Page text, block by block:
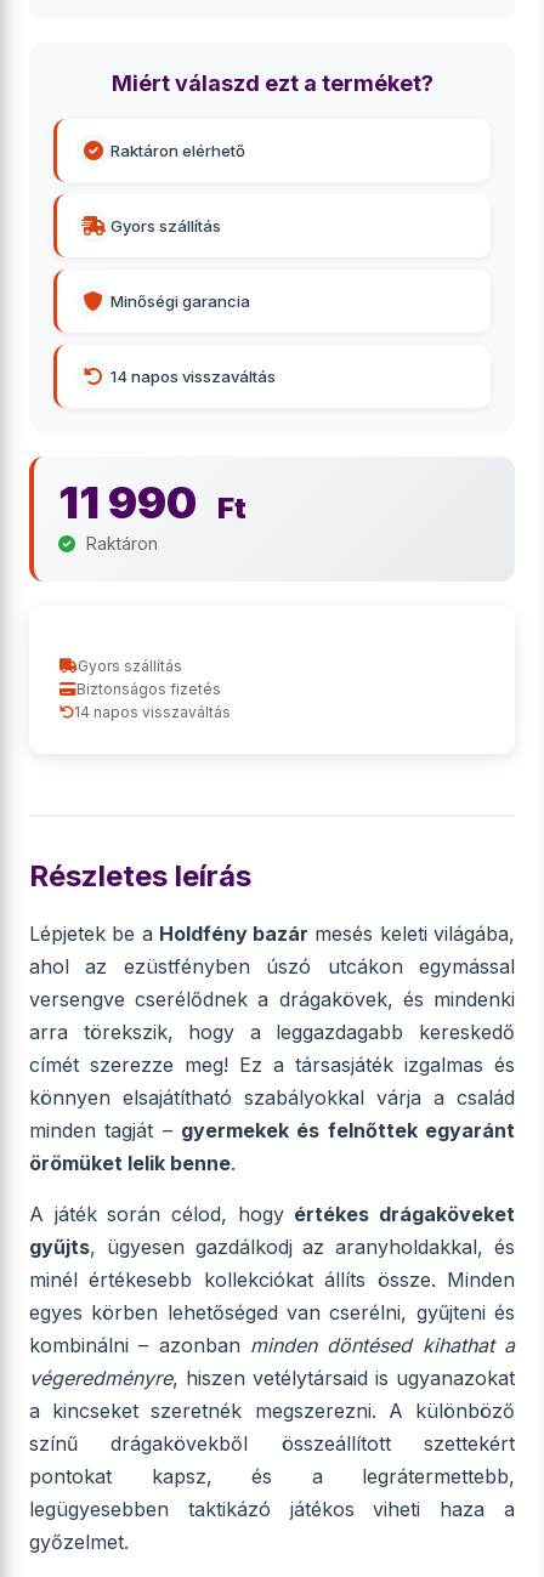
Miért válaszd ezt a terméket?
Raktáron elérhető
Gyors szállítás
Minőségi garancia
14 napos visszaváltás
11 990 Ft
Raktáron
Gyors szállítás
Biztonságos fizetés
14 napos visszaváltás
Részletes leírás
Lépjetek be a Holdfény bazár mesés keleti világába,
ahol az ezüstfényben úszó utcákon egymással
versengve cserélődnek a drágakövek, és mindenki
arra törekszik, hogy a leggazdagabb kereskedő
címét szerezze meg! Ez a társasjáték izgalmas és
könnyen elsajátítható szabályokkal várja a család
minden tagját – gyermekek és felnőttek egyaránt
örömüket lelik benne.
A játék során célod, hogy értékes drágaköveket
gyűjts, ügyesen gazdálkodj az aranyholdakkal, és
minél értékesebb kollekciókat állíts össze. Minden
egyes körben lehetőséged van cserélni, gyűjteni és
kombinálni – azonban minden döntésed kihathat a
végeredményre, hiszen vetélytársaid is ugyanazokat
a kincseket szeretnék megszerezni. A különböző
színű drágakövekből összeállított szettekért
pontokat kapsz, és a legrátermettebb,
legügyesebben taktikázó játékos viheti haza a
győzelmet.